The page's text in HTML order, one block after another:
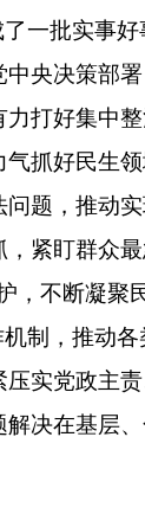
一批实事
央决策部署
打好集中
抓好民生
题，推动实
紧盯群众
不断凝聚
制，推动
压实党政主
决在基层